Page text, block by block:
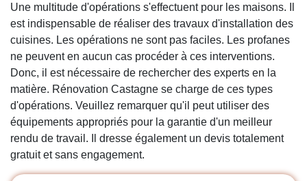
Une multitude d'opérations s'effectuent pour les maisons. Il
est indispensable de réaliser des travaux d'installation des
cuisines. Les opérations ne sont pas faciles. Les profanes
ne peuvent en aucun cas procéder à ces interventions.
Donc, il est nécessaire de rechercher des experts en la
matière. Rénovation Castagne se charge de ces types
d'opérations. Veuillez remarquer qu'il peut utiliser des
équipements appropriés pour la garantie d'un meilleur
rendu de travail. Il dresse également un devis totalement
gratuit et sans engagement.